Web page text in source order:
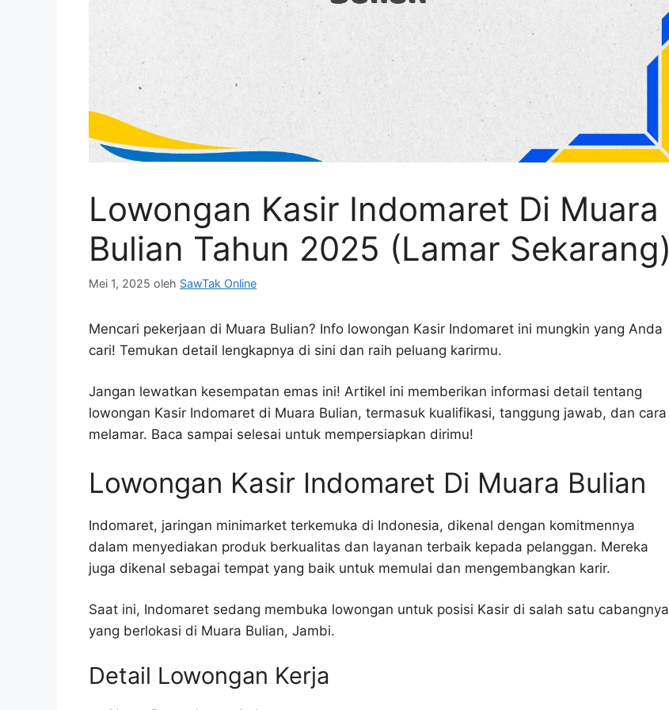
Lowongan Kasir Indomaret Di Muara
Bulian Tahun 2025 (Lamar Sekarang)
Mei 1, 2025 oleh SawTak Online
Mencari pekerjaan di Muara Bulian? Info lowongan Kasir Indomaret ini mungkin yang Anda
cari! Temukan detail lengkapnya di sini dan raih peluang karirmu.
Jangan lewatkan kesempatan emas ini! Artikel ini memberikan informasi detail tentang
lowongan Kasir Indomaret di Muara Bulian, termasuk kualifikasi, tanggung jawab, dan cara
melamar. Baca sampai selesai untuk mempersiapkan dirimu!
Lowongan Kasir Indomaret Di Muara Bulian
Indomaret, jaringan minimarket terkemuka di Indonesia, dikenal dengan komitmennya
dalam menyediakan produk berkualitas dan layanan terbaik kepada pelanggan. Mereka
juga dikenal sebagai tempat yang baik untuk memulai dan mengembangkan karir.
Saat ini, Indomaret sedang membuka lowongan untuk posisi Kasir di salah satu cabangnya
yang berlokasi di Muara Bulian, Jambi.
Detail Lowongan Kerja